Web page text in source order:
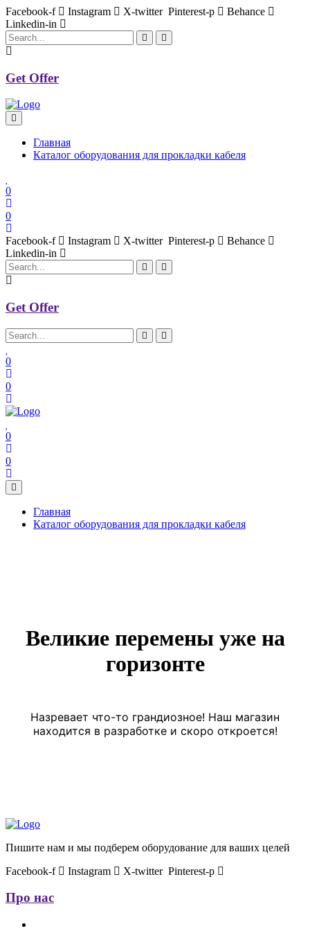
Facebook-f Instagram X-twitter Pinterest-p
Behance
Linkedin-in
Get Offer
Главная
Каталог оборудования для прокладки кабеля
0
0
Facebook-f Instagram X-twitter Pinterest-p
Behance
Linkedin-in
Get Offer
0
0
0
0
Главная
Каталог оборудования для прокладки кабеля
Великие перемены уже на
горизонте
Назревает что-то грандиозное! Наш магазин
находится в разработке и скоро откроется!
Пишите нам и мы подберем оборудование для ваших целей
Facebook-f
Instagram X-twitter Pinterest-p
Про нас